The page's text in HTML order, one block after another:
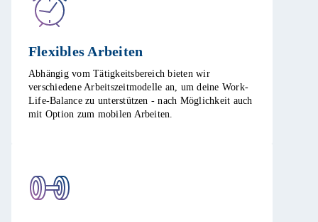
Flexibles Arbeiten ​
Abhängig vom Tätigkeitsbereich bieten wir
verschiedene Arbeitszeitmodelle an, um deine Work-
Life-Balance zu unterstützen - nach Möglichkeit auch
mit Option zum mobilen Arbeiten. ​